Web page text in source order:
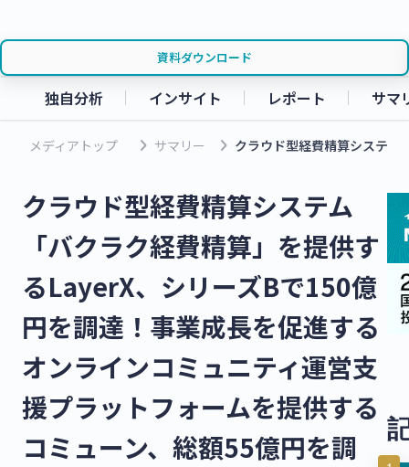
資料ダウンロード
独自分析 インサイト レポート サマ
メディアトップ keyboard_arrow_right サマリー keyboard_arrow_right クラウド型経費精算システム
クラウド型経費精算システム
「バクラク経費精算」を提供す
るLayerX、シリーズBで150億
円を調達！事業成長を促進する
オンラインコミュニティ運営支
援プラットフォームを提供する
コミューン、総額55億円を調